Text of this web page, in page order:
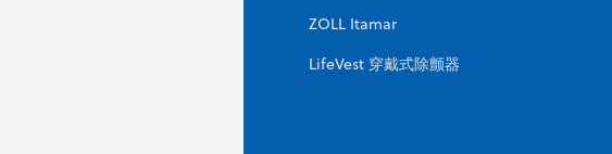
ZOLL Itamar
LifeVest 穿戴式除颤器